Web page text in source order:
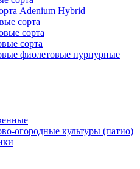
Adenium Hybrid
сорта
сорта
сорта
фиолетовые пурпурные
огородные культуры (патио)